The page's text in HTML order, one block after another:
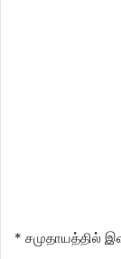
* சமுதாயத்தில்